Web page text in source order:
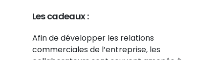
Les cadeaux :
Afin de développer les relations
commerciales de l’entreprise, les